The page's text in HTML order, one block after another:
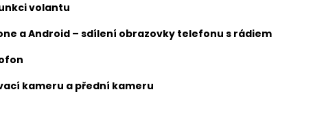
volantu
a Android – sdílení obrazovky telefonu s rádiem
kameru a přední kameru